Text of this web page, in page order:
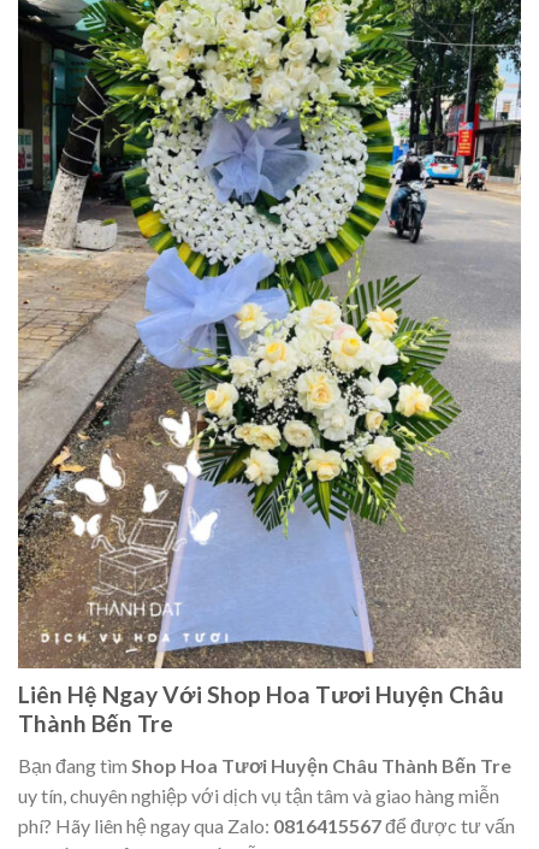
Liên Hệ Ngay Với Shop Hoa Tươi Huyện Châu
Thành Bến Tre
Bạn đang tìm Shop Hoa Tươi Huyện Châu Thành Bến Tre
uy tín, chuyên nghiệp với dịch vụ tận tâm và giao hàng miễn
phí? Hãy liên hệ ngay qua Zalo: 0816415567để được tư vấn